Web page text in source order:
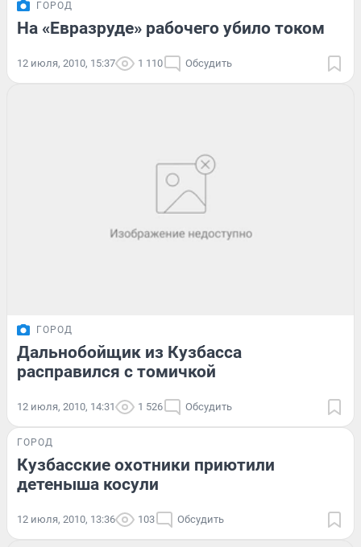
ГОРОД
На «Евразруде» рабочего убило током
12 июля, 2010, 15:37 1 110 Обсудить
ГОРОД
Дальнобойщик из Кузбасса
расправился с томичкой
12 июля, 2010, 14:31 1 526 Обсудить
ГОРОД
Кузбасские охотники приютили
детеныша косули
12 июля, 2010, 13:36 103 Обсудить